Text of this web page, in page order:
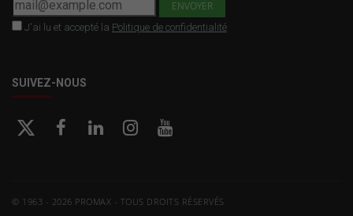
J'ai lu et accepté la Politique de confidentialité
SUIVEZ-NOUS
© 1963 - 2026 PROMAX - TOUS DROITS RÉSERVÉS